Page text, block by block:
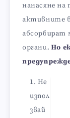
нанасяне на
активните
абсорбират
органи. Но
Не
изпол
звай